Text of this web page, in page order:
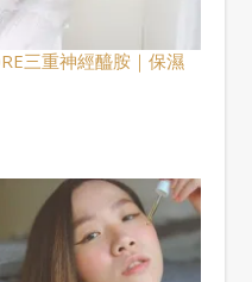
三重神經醯胺｜保濕